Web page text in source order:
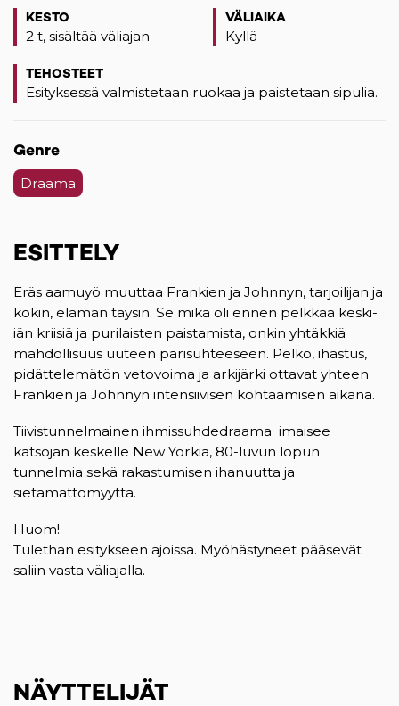
KESTO
2 t, sisältää väliajan
VÄLIAIKA
Kyllä
TEHOSTEET
Esityksessä valmistetaan ruokaa ja paistetaan sipulia.
Genre
Draama
ESITTELY
Eräs aamuyö muuttaa Frankien ja Johnnyn, tarjoilijan ja
kokin, elämän täysin. Se mikä oli ennen pelkkää keski-
iän kriisiä ja purilaisten paistamista, onkin yhtäkkiä
mahdollisuus uuteen parisuhteeseen. Pelko, ihastus,
pidättelemätön vetovoima ja arkijärki ottavat yhteen
Frankien ja Johnnyn intensiivisen kohtaamisen aikana.
Tiivistunnelmainen ihmissuhdedraama imaisee
katsojan keskelle New Yorkia, 80-luvun lopun
tunnelmia sekä rakastumisen ihanuutta ja
sietämättömyyttä.
Huom!
Tulethan esitykseen ajoissa. Myöhästyneet pääsevät
saliin vasta väliajalla.
NÄYTTELIJÄT